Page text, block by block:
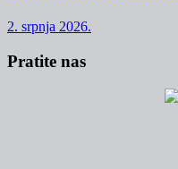
2. srpnja 2026.
Pratite nas